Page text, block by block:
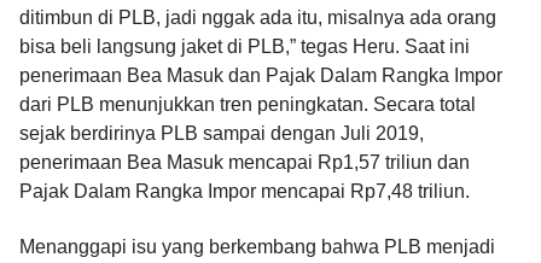
ditimbun di PLB, jadi nggak ada itu, misalnya ada orang
bisa beli langsung jaket di PLB,” tegas Heru. Saat ini
penerimaan Bea Masuk dan Pajak Dalam Rangka Impor
dari PLB menunjukkan tren peningkatan. Secara total
sejak berdirinya PLB sampai dengan Juli 2019,
penerimaan Bea Masuk mencapai Rp1,57 triliun dan
Pajak Dalam Rangka Impor mencapai Rp7,48 triliun.
Menanggapi isu yang berkembang bahwa PLB menjadi